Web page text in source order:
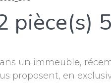
pièce(s)
un immeuble,
proposent, en